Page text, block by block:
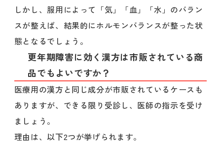
しかし、服用によって「気」「血」「水」のバラン
スが整えば、結果的にホルモンバランスが整った状
態となるでしょう。
更年期障害に効く漢方は市販されている商
品でもよいですか？
医療用の漢方と同じ成分が市販されているケースも
ありますが、できる限り受診し、医師の指示を受け
ましょう。
理由は、以下2つが挙げられます。